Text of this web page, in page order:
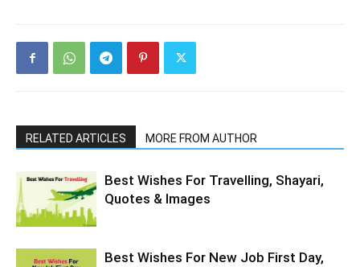
RELATED ARTICLES MORE FROM AUTHOR
Best Wishes For Travelling, Shayari,
Quotes & Images
Best Wishes For New Job First Day,